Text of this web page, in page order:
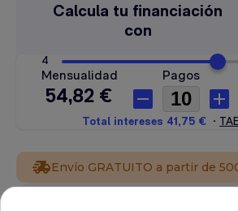
Envío GRATUITO a partir de